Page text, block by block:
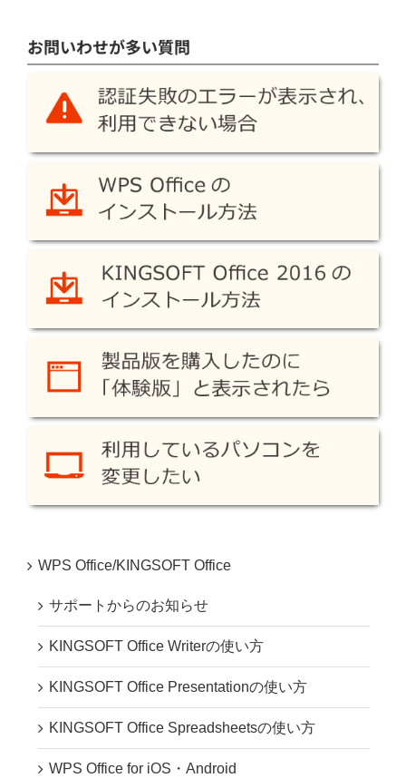
お問いわせが多い質問
WPS Office/KINGSOFT Office
サポートからのお知らせ
KINGSOFT Office Writerの使い方
KINGSOFT Office Presentationの使い方
KINGSOFT Office Spreadsheetsの使い方
WPS Office for iOS・Android